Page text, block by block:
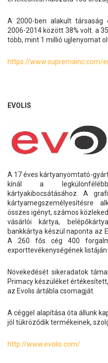
A 2000-ben alakult társaság
2006-2014 között 38% volt. a
több, mint 1 millió ujjlenyomat
https://www.supremainc.com/
EVOLIS
A 17 éves kártyanyomtató-
kínál a
kártyakibocsátásához. A
kártyamegszemélyesítésre
összes igényt, számos
vásárlói kártya,
bankkártya készül naponta az
A 260 fős cég 400
exporttevékenységének listáján
Növekedését sikeradatok
Primacy készüléket
az Evolis ártábla csomagját.
A céggel alapítása óta állunk
jól tükröződik termékeinek,
http://www.evolis.com/